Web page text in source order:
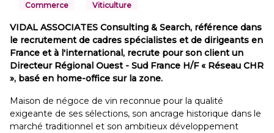
Commerce Viticulture
VIDAL ASSOCIATES Consulting & Search, référence dans
le recrutement de cadres spécialistes et de dirigeants en
France et à l'international, recrute pour son client un
Directeur Régional Ouest - Sud France H/F « Réseau CHR
», basé en home-office sur la zone.
Maison de négoce de vin reconnue pour la qualité
exigeante de ses sélections, son ancrage historique dans le
marché traditionnel et son ambitieux développement